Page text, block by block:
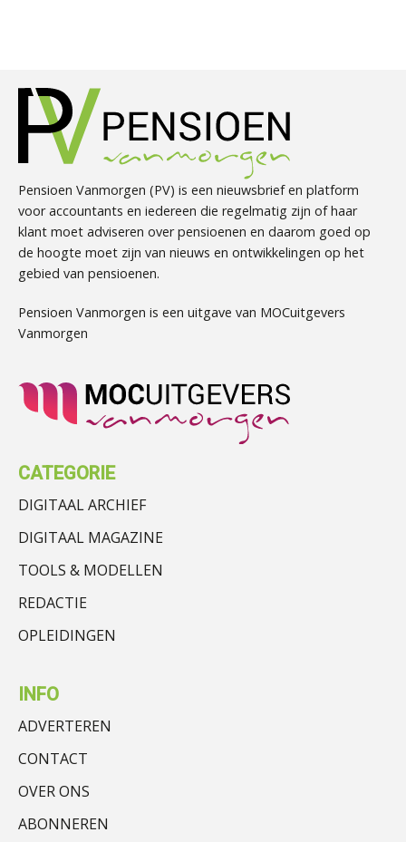
Pensioen Vanmorgen (PV) is een nieuwsbrief en platform
voor accountants en iedereen die regelmatig zijn of haar
klant moet adviseren over pensioenen en daarom goed op
de hoogte moet zijn van nieuws en ontwikkelingen op het
gebied van pensioenen.
Pensioen Vanmorgen is een uitgave van MOCuitgevers
Vanmorgen
CATEGORIE
DIGITAAL ARCHIEF
DIGITAAL MAGAZINE
TOOLS & MODELLEN
REDACTIE
OPLEIDINGEN
INFO
ADVERTEREN
CONTACT
OVER ONS
ABONNEREN